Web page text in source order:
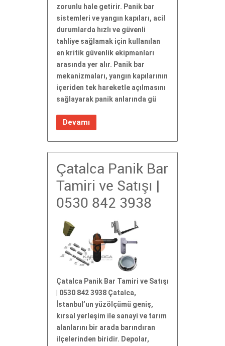
zorunlu hale getirir. Panik bar
sistemleri ve yangın kapıları, acil
durumlarda hızlı ve güvenli
tahliye sağlamak için kullanılan
en kritik güvenlik ekipmanları
arasında yer alır. Panik bar
mekanizmaları, yangın kapılarının
içeriden tek hareketle açılmasını
sağlayarak panik anlarında gü
Devamı
Çatalca Panik Bar
Tamiri ve Satışı |
0530 842 3938
Çatalca Panik Bar Tamiri ve Satışı
| 0530 842 3938 Çatalca,
İstanbul’un yüzölçümü geniş,
kırsal yerleşim ile sanayi ve tarım
alanlarını bir arada barındıran
ilçelerinden biridir. Depolar,